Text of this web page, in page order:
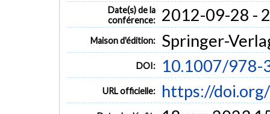
Date(s) de la
conférence:
2012-09-28 -
Maison d'édition: Springer-
DOI: 10.1007/978-
URL officielle: https://